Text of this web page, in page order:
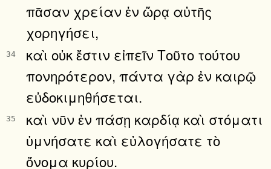
πᾶσαν χρείαν ἐν ὥρᾳ αὐτῆς
χορηγήσει,
34
καὶ οὐκ ἔστιν εἰπεῖν Τοῦτο τούτου
πονηρότερον, πάντα γὰρ ἐν καιρῷ
εὐδοκιμηθήσεται.
35
καὶ νῦν ἐν πάσῃ καρδίᾳ καὶ στόματι
ὑμνήσατε καὶ εὐλογήσατε τὸ
ὄνομα κυρίου.